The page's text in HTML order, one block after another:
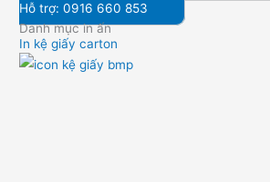
Hỗ trợ: 0916 660 853
Danh mục in ấn
In kệ giấy carton